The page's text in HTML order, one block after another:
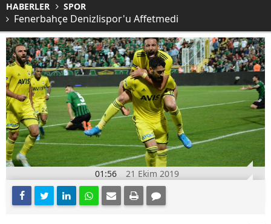
HABERLER SPOR
Fenerbahçe Denizlispor'u Affetmedi
01:56 21 Ekim 2019